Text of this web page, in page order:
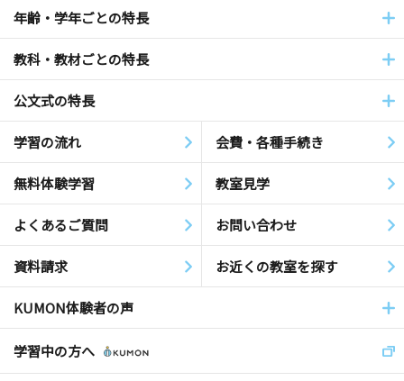
年齢・学年ごとの特長
教科・教材ごとの特長
公文式の特長
学習の流れ 会費・各種手続き
無料体験学習 教室見学
よくあるご質問 お問い合わせ
資料請求 お近くの教室を探す
KUMON体験者の声
学習中の方へ